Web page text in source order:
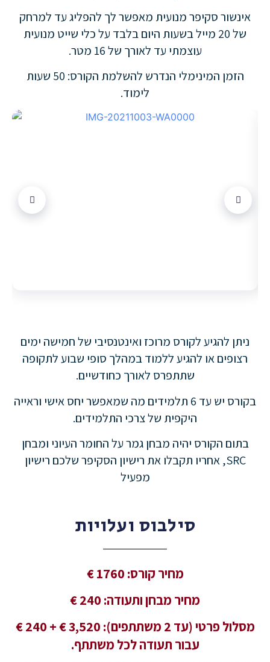
אינשור סקיפר מנועית מאפשר לך להפליג עד למרחק
של 20 מייל בשעות היום בלבד על כלי שייט מנועית
עוצמתי עד לאורך של 16 מטר.
הזמן המינימלי הנדרש להשלמת הקורס: 50 שעות
לימוד.
ניתן להגיע לקורס מרוכז ואינטנסיבי של חמישה ימים
רצופים או להגיע ללמוד במהלך סופי שבוע לתקופה
שתתפרס לאורך כחודשיים.
בקורס יש עד 6 תלמידים מה שמאפשר יחס אישי וראייה
היקפית של צרכי התלמידים.
בתום הקורס יהיה מבחן גמר על החומר העיוני ומבחן
SRC, אחריו תקבלו את רישיון הסקיפר שלכם רישיון
מפעיל
סילבוס ועלויות
מחיר קורס: 1760
€
מחיר מבחן ותעודה: 240
€
מסלול פרטי (עד 2 משתתפים): 3,520 € + 240 €
עבור תעודה לכל משתתף.